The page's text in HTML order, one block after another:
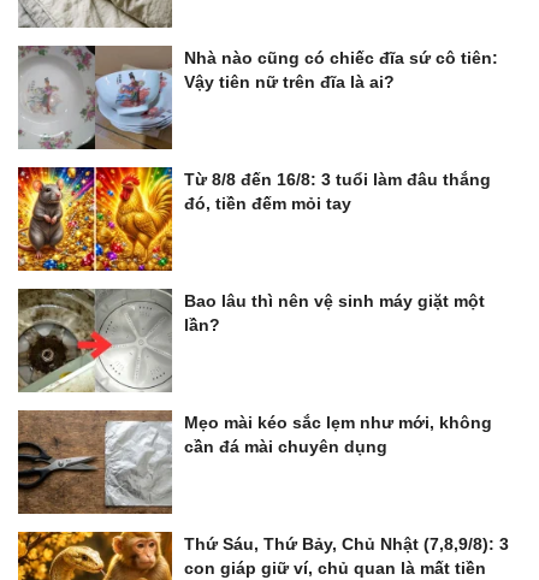
Nhà nào cũng có chiếc đĩa sứ cô tiên:
Vậy tiên nữ trên đĩa là ai?
Từ 8/8 đến 16/8: 3 tuổi làm đâu thắng
đó, tiền đếm mỏi tay
Bao lâu thì nên vệ sinh máy giặt một
lần?
Mẹo mài kéo sắc lẹm như mới, không
cần đá mài chuyên dụng
Thứ Sáu, Thứ Bảy, Chủ Nhật (7,8,9/8): 3
con giáp giữ ví, chủ quan là mất tiền